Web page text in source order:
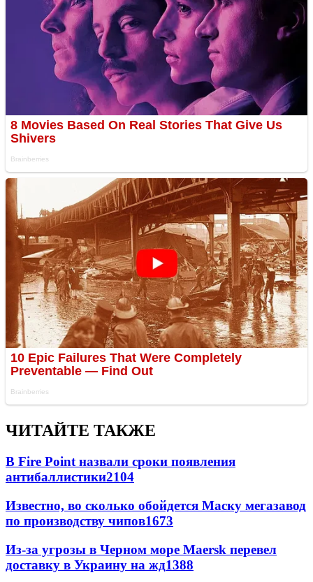
ЧИТАЙТЕ ТАКЖЕ
В Fire Point назвали сроки появления
антибаллистики2104
Известно, во сколько обойдется Маску мегазавод
по производству чипов1673
Из-за угрозы в Черном море Maersk перевел
доставку в Украину на жд1388